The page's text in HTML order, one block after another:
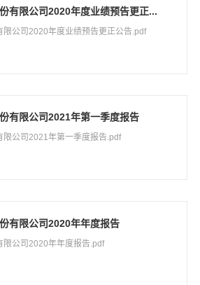
有限公司2020年度业绩预告更正...
限公司2020年度业绩预告更正公告.pdf
有限公司2021年第一季度报告
限公司2021年第一季度报告.pdf
有限公司2020年年度报告
限公司2020年年度报告.pdf